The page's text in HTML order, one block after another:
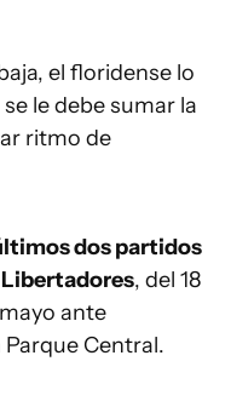
el floridense lo
le debe sumar la
ritmo de
dos partidos
Libertadores, del 18
ante
Central.